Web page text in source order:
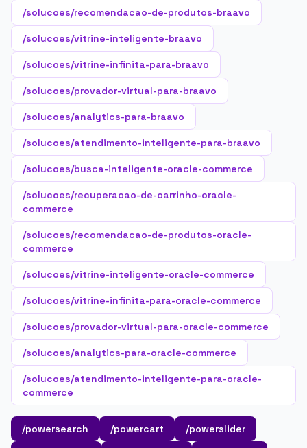
/solucoes/recomendacao-de-produtos-braavo
/solucoes/vitrine-inteligente-braavo
/solucoes/vitrine-infinita-para-braavo
/solucoes/provador-virtual-para-braavo
/solucoes/analytics-para-braavo
/solucoes/atendimento-inteligente-para-braavo
/solucoes/busca-inteligente-oracle-commerce
/solucoes/recuperacao-de-carrinho-oracle-
commerce
/solucoes/recomendacao-de-produtos-oracle-
commerce
/solucoes/vitrine-inteligente-oracle-commerce
/solucoes/vitrine-infinita-para-oracle-commerce
/solucoes/provador-virtual-para-oracle-commerce
/solucoes/analytics-para-oracle-commerce
/solucoes/atendimento-inteligente-para-oracle-
commerce
/powersearch /powercart
/powerslider